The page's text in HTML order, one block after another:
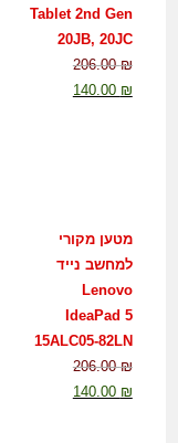
Tablet 2nd Gen
20JB, 20JC
206.00₪
140.00 ₪
מטען מקורי
למחשב נייד
Lenovo
IdeaPad 5
15ALC05-82LN
206.00₪
140.00 ₪